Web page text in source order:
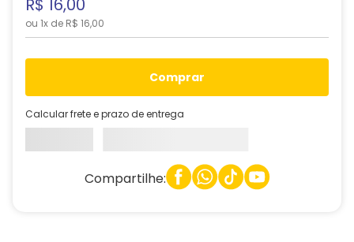
R$ 16,00
ou 1x de R$ 16,00
comprar
Calcular frete e prazo de entrega
Compartilhe: